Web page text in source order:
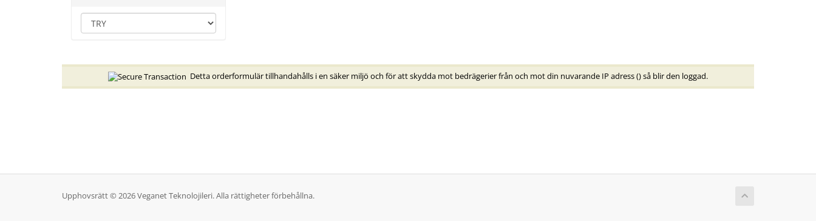
Detta orderformulär tillhandahålls i en säker miljö och för att skydda mot bedrägerier från och mot din nuvarande IP adress () så blir den loggad.
Upphovsrätt © 2026 Veganet Teknolojileri. Alla rättigheter förbehållna.